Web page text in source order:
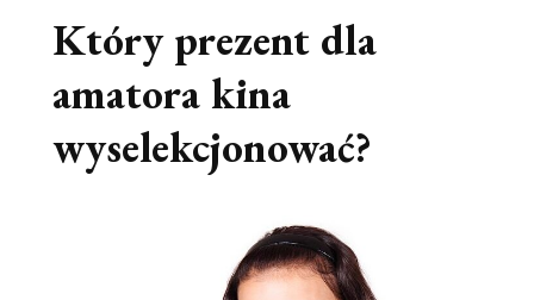
Który prezent dla
amatora kina
wyselekcjonować?